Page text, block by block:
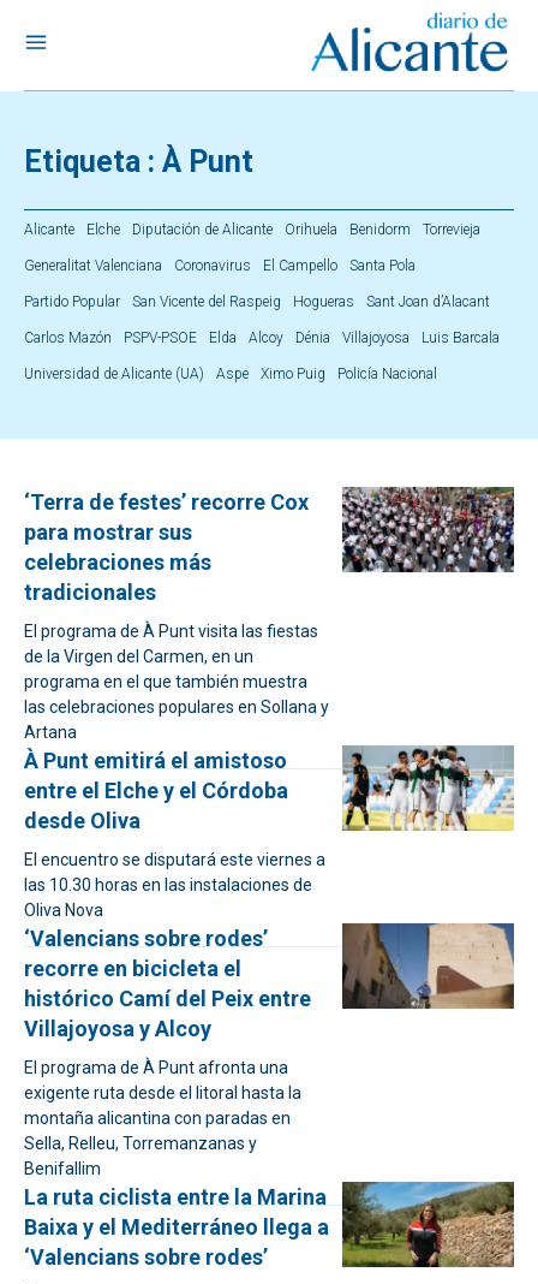
Etiqueta : À Punt
Alicante Elche Diputación de Alicante Orihuela Benidorm Torrevieja
Generalitat Valenciana Coronavirus El Campello Santa Pola
Partido Popular San Vicente del Raspeig Hogueras Sant Joan d’Alacant
Carlos Mazón PSPV-PSOE Elda Alcoy Dénia Villajoyosa Luis Barcala
Universidad de Alicante (UA) Aspe Ximo Puig Policía Nacional
‘Terra de festes’ recorre Cox
para mostrar sus
celebraciones más
tradicionales
El programa de À Punt visita las fiestas
de la Virgen del Carmen, en un
programa en el que también muestra
las celebraciones populares en Sollana y
Artana
À Punt emitirá el amistoso
entre el Elche y el Córdoba
desde Oliva
El encuentro se disputará este viernes a
las 10.30 horas en las instalaciones de
Oliva Nova
‘Valencians sobre rodes’
recorre en bicicleta el
histórico Camí del Peix entre
Villajoyosa y Alcoy
El programa de À Punt afronta una
exigente ruta desde el litoral hasta la
montaña alicantina con paradas en
Sella, Relleu, Torremanzanas y
Benifallim
La ruta ciclista entre la Marina
Baixa y el Mediterráneo llega a
‘Valencians sobre rodes’